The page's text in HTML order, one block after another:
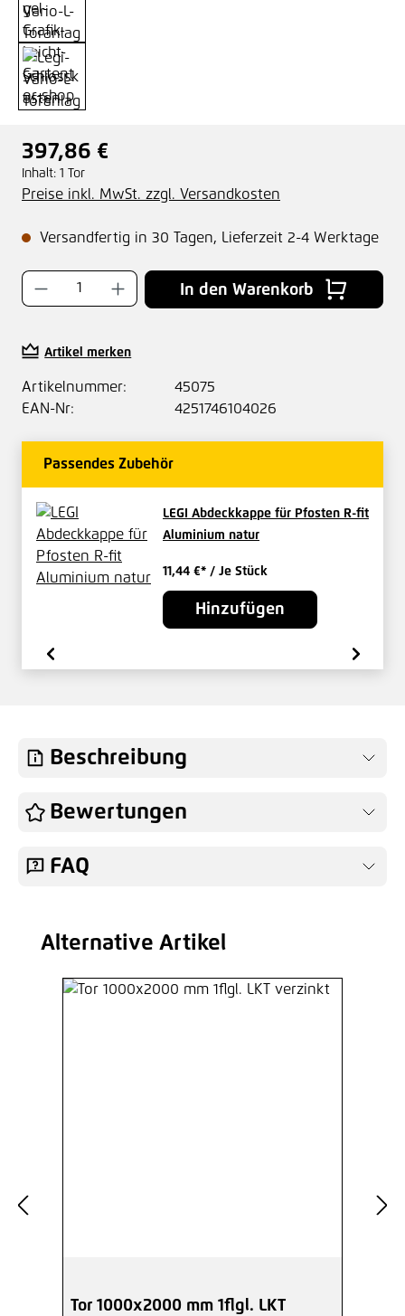
Regulärer Preis:
397,86 €
Inhalt: 1 Tor
Preise inkl. MwSt. zzgl. Versandkosten
Versandfertig in 30 Tagen, Lieferzeit 2-4 Werktage
Produkt Anzahl: Gib den gewünschten
In den Warenkorb
Artikel merken
Artikelnummer:
45075
EAN-Nr:
4251746104026
Passendes Zubehör
LEGI Abdeckkappe für Pfosten R-fit
Aluminium natur
11,44 €* / Je Stück
Hinzufügen
Beschreibung
Bewertungen
FAQ
Produktgalerie überspringen
Alternative Artikel
Tor 1000x2000 mm 1flgl. LKT